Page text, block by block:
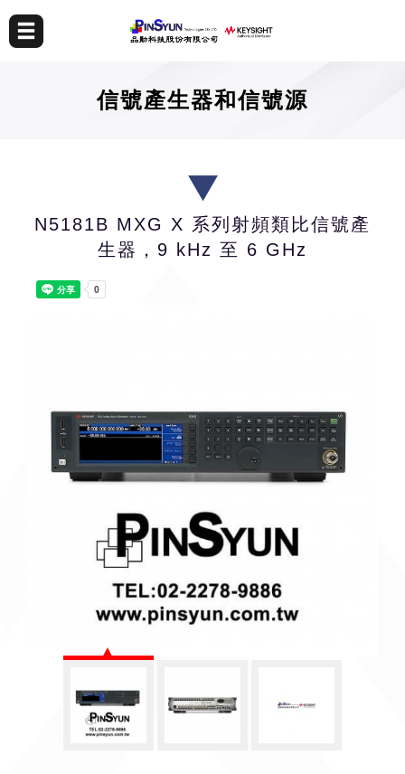
信號產生器和信號源
N5181B MXG X 系列射頻類比信號產
生器，9 kHz 至 6 GHz